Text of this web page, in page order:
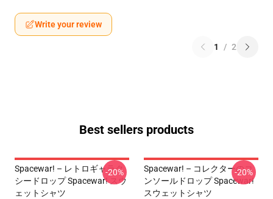
Write your review
1 / 2
Best sellers products
Spacewar! – レトロギャラク
シードロップ Spacewar! スウ
ェットシャツ
-20%
Spacewar! – コレクターのコ
ンソールドロップ Spacewar!
スウェットシャツ
-20%